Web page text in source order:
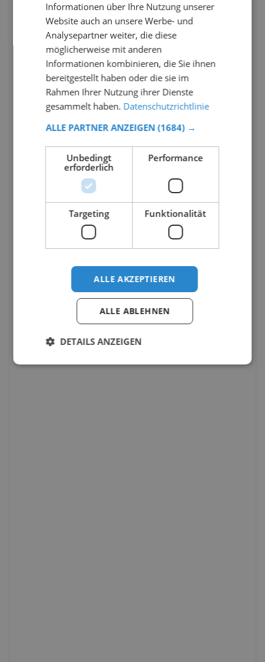
Informationen über Ihre Nutzung unserer
Website auch an unsere Werbe- und
Analysepartner weiter, die diese
möglicherweise mit anderen
Informationen kombinieren, die Sie ihnen
bereitgestellt haben oder die sie im
Rahmen Ihrer Nutzung ihrer Dienste
gesammelt haben. Datenschutzrichtlinie
ALLE PARTNER ANZEIGEN (1684) →
Unbedingt
erforderlich
Performance
Targeting Funktionalität
ALLE AKZEPTIEREN
ALLE ABLEHNEN
DETAILS ANZEIGEN